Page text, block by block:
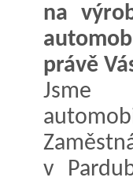
na
právě
Jsme
v